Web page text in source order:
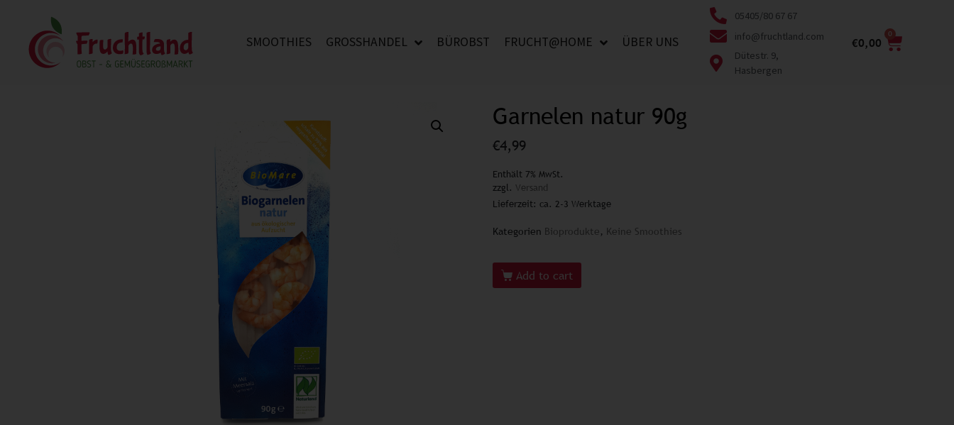
SMOOTHIES GROSSHANDEL BÜROBST FRUCHT@HOME ÜBER UNS
05405/80 67 67
info@fruchtland.com
Dütestr. 9,
Hasbergen
€0,00
0
Garnelen natur 90g
€4,99
Enthält 7% MwSt.
zzgl. Versand
Lieferzeit: ca. 2-3 Werktage
Kategorien Bioprodukte, Keine Smoothies
Add to cart